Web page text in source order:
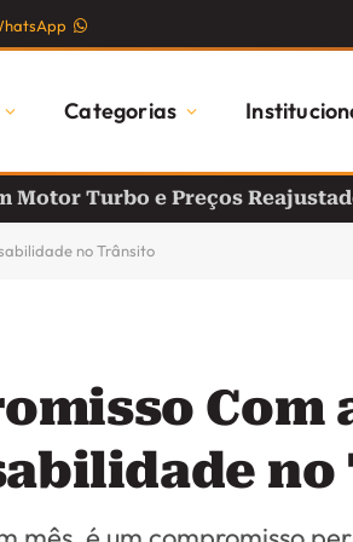
Categorias
Motor Turbo e Preços
no Trânsito
Com